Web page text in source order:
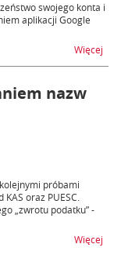
swojego konta i
aplikacji Google
Więcej
nazw
próbami
oraz PUESC.
„zwrotu podatku” -
Więcej